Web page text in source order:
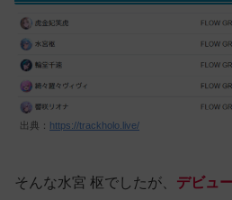
出典： https://trackholo.live/
そんな水宮 枢でしたが、 デビュ